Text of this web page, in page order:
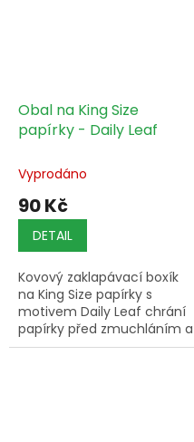
Obal na King Size
papírky - Daily Leaf
Vyprodáno
90 Kč
DETAIL
Kovový zaklapávací boxík
na King Size papírky s
motivem Daily Leaf chrání
papírky před zmuchláním a
vlhkostí.